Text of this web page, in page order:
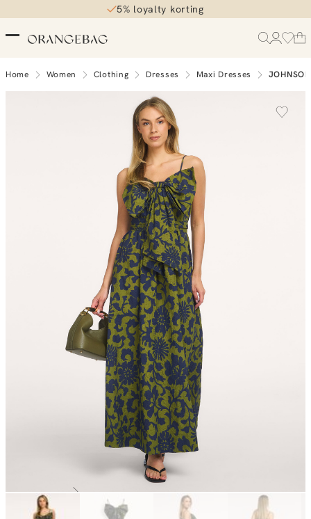
5% loyalty korting
Home Women Clothing Dresses Maxi Dresses JOHNSON